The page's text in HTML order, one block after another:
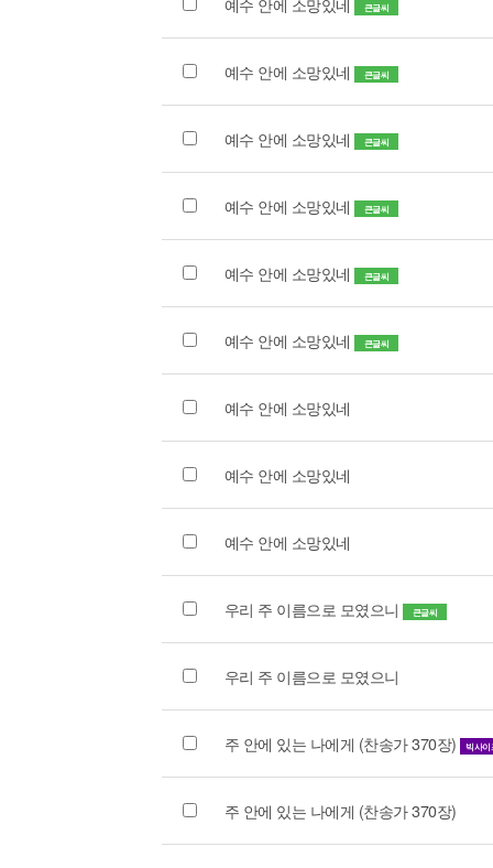
예수 안에 소망있네 큰글씨
예수 안에 소망있네 큰글씨
예수 안에 소망있네 큰글씨
예수 안에 소망있네 큰글씨
예수 안에 소망있네 큰글씨
예수 안에 소망있네 큰글씨
예수 안에 소망있네
예수 안에 소망있네
예수 안에 소망있네
우리 주 이름으로 모였으니 큰글씨
우리 주 이름으로 모였으니
주 안에 있는 나에게 (찬송가 370장) 빅사이
주 안에 있는 나에게 (찬송가 370장)